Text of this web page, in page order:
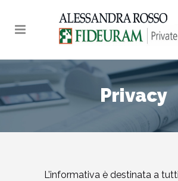
Privacy
L’informativa è destinata a